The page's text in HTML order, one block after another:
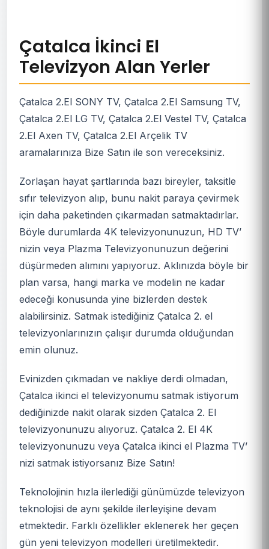
Çatalca İkinci El
Televizyon Alan Yerler
Çatalca 2.El SONY TV, Çatalca 2.El Samsung TV,
Çatalca 2.El LG TV, Çatalca 2.El Vestel TV, Çatalca
2.El Axen TV, Çatalca 2.El Arçelik TV
aramalarınıza Bize Satın ile son vereceksiniz.
Zorlaşan hayat şartlarında bazı bireyler, taksitle
sıfır televizyon alıp, bunu nakit paraya çevirmek
için daha paketinden çıkarmadan satmaktadırlar.
Böyle durumlarda 4K televizyonunuzun, HD TV’
nizin veya Plazma Televizyonunuzun değerini
düşürmeden alımını yapıyoruz. Aklınızda böyle bir
plan varsa, hangi marka ve modelin ne kadar
edeceği konusunda yine bizlerden destek
alabilirsiniz. Satmak istediğiniz Çatalca 2. el
televizyonlarınızın çalışır durumda olduğundan
emin olunuz.
Evinizden çıkmadan ve nakliye derdi olmadan,
Çatalca ikinci el televizyonumu satmak istiyorum
dediğinizde nakit olarak sizden Çatalca 2. El
televizyonunuzu alıyoruz. Çatalca 2. El 4K
televizyonunuzu veya Çatalca ikinci el Plazma TV’
nizi satmak istiyorsanız Bize Satın!
Teknolojinin hızla ilerlediği günümüzde televizyon
teknolojisi de aynı şekilde ilerleyişine devam
etmektedir. Farklı özellikler eklenerek her geçen
gün yeni televizyon modelleri üretilmektedir.